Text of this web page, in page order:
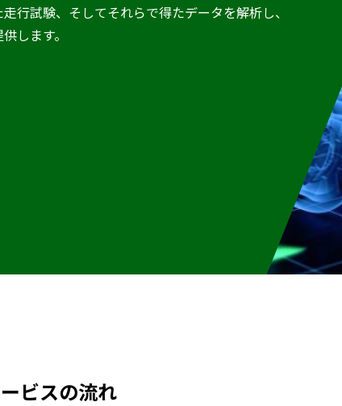
行試験、そしてそれらで得たデータを解析し、
します。
ビスの流れ